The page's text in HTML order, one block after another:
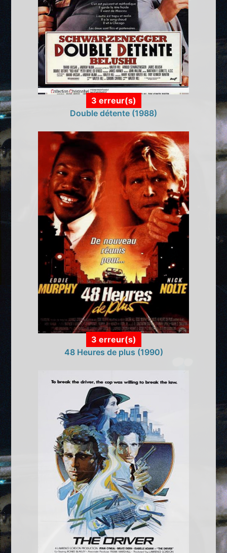
3 erreur(s)
Double détente (1988)
3 erreur(s)
48 Heures de plus (1990)